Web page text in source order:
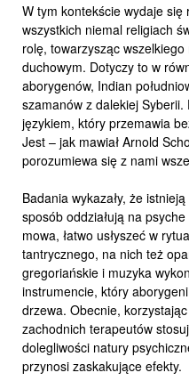
W tym kontekście wydaje się
wszystkich niemal religiach
rolę, towarzysząc
duchowym. Dotyczy to w
aborygenów, Indian
szamanów z dalekiej
językiem, który przemawia
Jest – jak mawiał Arnold
porozumiewa się z nami
Badania wykazały, że
sposób oddziałują na
mowa, łatwo usłyszeć w
tantrycznego, na nich też
gregoriańskie i muzyka
instrumencie, który
drzewa. Obecnie,
zachodnich terapeutów
dolegliwości natury
przynosi zaskakujące efekty.